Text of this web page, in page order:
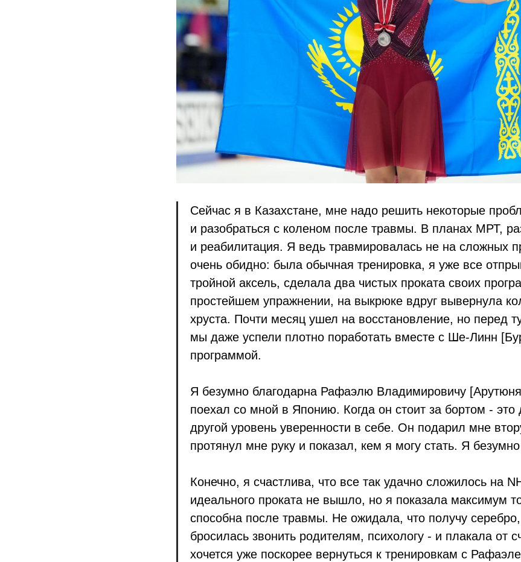
Сейчас я в Казахстане, мне надо решить некоторые
и разобраться с коленом после травмы. В планах МРТ,
и реабилитация. Я ведь травмировалась не на сложных
очень обидно: была обычная тренировка, я уже все
тройной аксель, сделала два чистых проката своих
простейшем упражнении, на выкрюке вдруг вывернула
хруста. Почти месяц ушел на восстановление, но перед
мы даже успели плотно поработать вместе с Ше-Линн
программой.
Я безумно благодарна Рафаэлю Владимировичу
поехал со мной в Японию. Когда он стоит за бортом -
другой уровень уверенности в себе. Он подарил мне
протянул мне руку и показал, кем я могу стать. Я
Конечно, я счастлива, что все так удачно сложилось на
идеального проката не вышло, но я показала максимум
способна после травмы. Не ожидала, что получу
бросилась звонить родителям, психологу - и плакала от
хочется уже поскорее вернуться к тренировкам с